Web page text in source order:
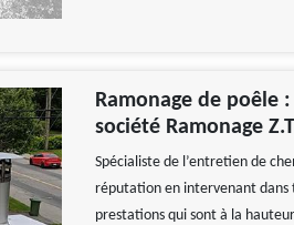
Ramonage de poêle
société Ramonage Z.T
Spécialiste de l’entretien de
réputation en intervenant dans
prestations qui sont à la